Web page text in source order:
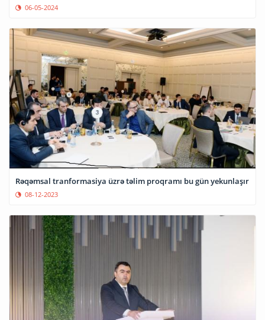
06-05-2024
Rəqəmsal tranformasiya üzrə təlim proqramı bu gün yekunlaşır
08-12-2023